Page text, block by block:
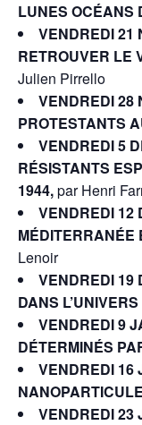
LUNES OCÉANS
VENDREDI 21
RETROUVER LE
Julien Pirrello
VENDREDI 28
PROTESTANTS
VENDREDI 5
RÉSISTANTS
1944,par Henri
VENDREDI 12
Lenoir
VENDREDI 19
DANS
VENDREDI 9
DÉTERMINÉS
VENDREDI 16
VENDREDI 23